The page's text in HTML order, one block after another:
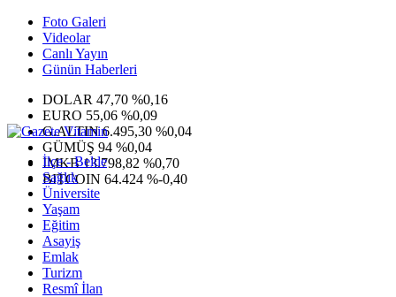
Foto Galeri
Videolar
Canlı Yayın
Günün Haberleri
DOLAR 47,70 %0,16
EURO 55,06 %0,09
G.ALTIN6.495,30 %0,04
GÜMÜŞ 94 %0,04
IMKB13.798,82 %0,70
BITCOIN 64.424 %-0,40
İlçe - Belde
Sağlık
Üniversite
Yaşam
Eğitim
Asayiş
Emlak
Turizm
Resmî İlan